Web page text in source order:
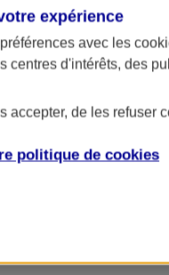
le menu principal
expérience
avec les
centres d'intérêts, des
accepter, de les refuser
politique de cookies